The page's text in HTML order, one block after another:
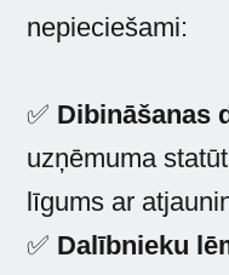
nepieciešami:
✅ Dibināšanas
uzņēmuma
līgums ar
✅ Dalībnieku